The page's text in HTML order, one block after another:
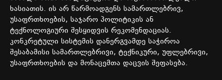
ხასიათის. ის არ წარმოადგენს სამართლებრივ,
უსაფრთხოების, საჯარო პოლიტიკის ან
ტექნოლოგიური შესყიდვის რეკომენდაციას.
კონკრეტული სისტემის დანერგვამდე საჭიროა
შესაბამისი სამართლებრივი, ტექნიკური, უფლებრივი,
უსაფრთხოების და მონაცემთა დაცვის შეფასება.